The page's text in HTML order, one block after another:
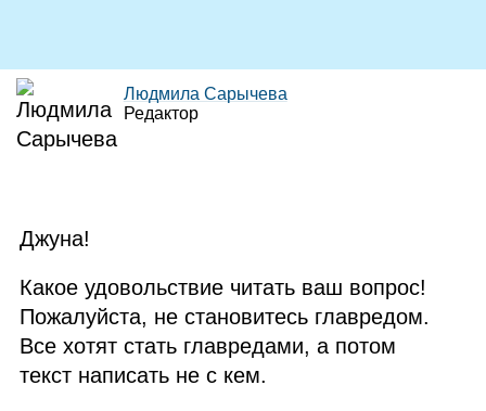
Людмила Сарычева
Редактор
Джуна!
Какое удовольствие читать ваш вопрос!
Пожалуйста, не становитесь главредом.
Все хотят стать главредами, а потом
текст написать не с кем.